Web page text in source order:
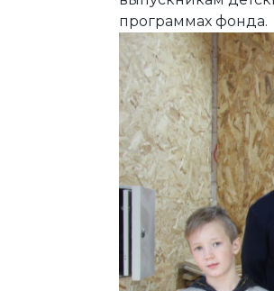
программах фонда.